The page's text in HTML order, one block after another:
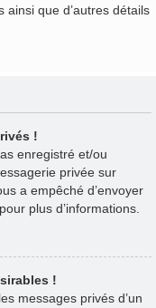
que d’autres détails
!
enregistré et/ou
privée sur
a empêché d’envoyer
plus d’informations.
!
messages privés d’un